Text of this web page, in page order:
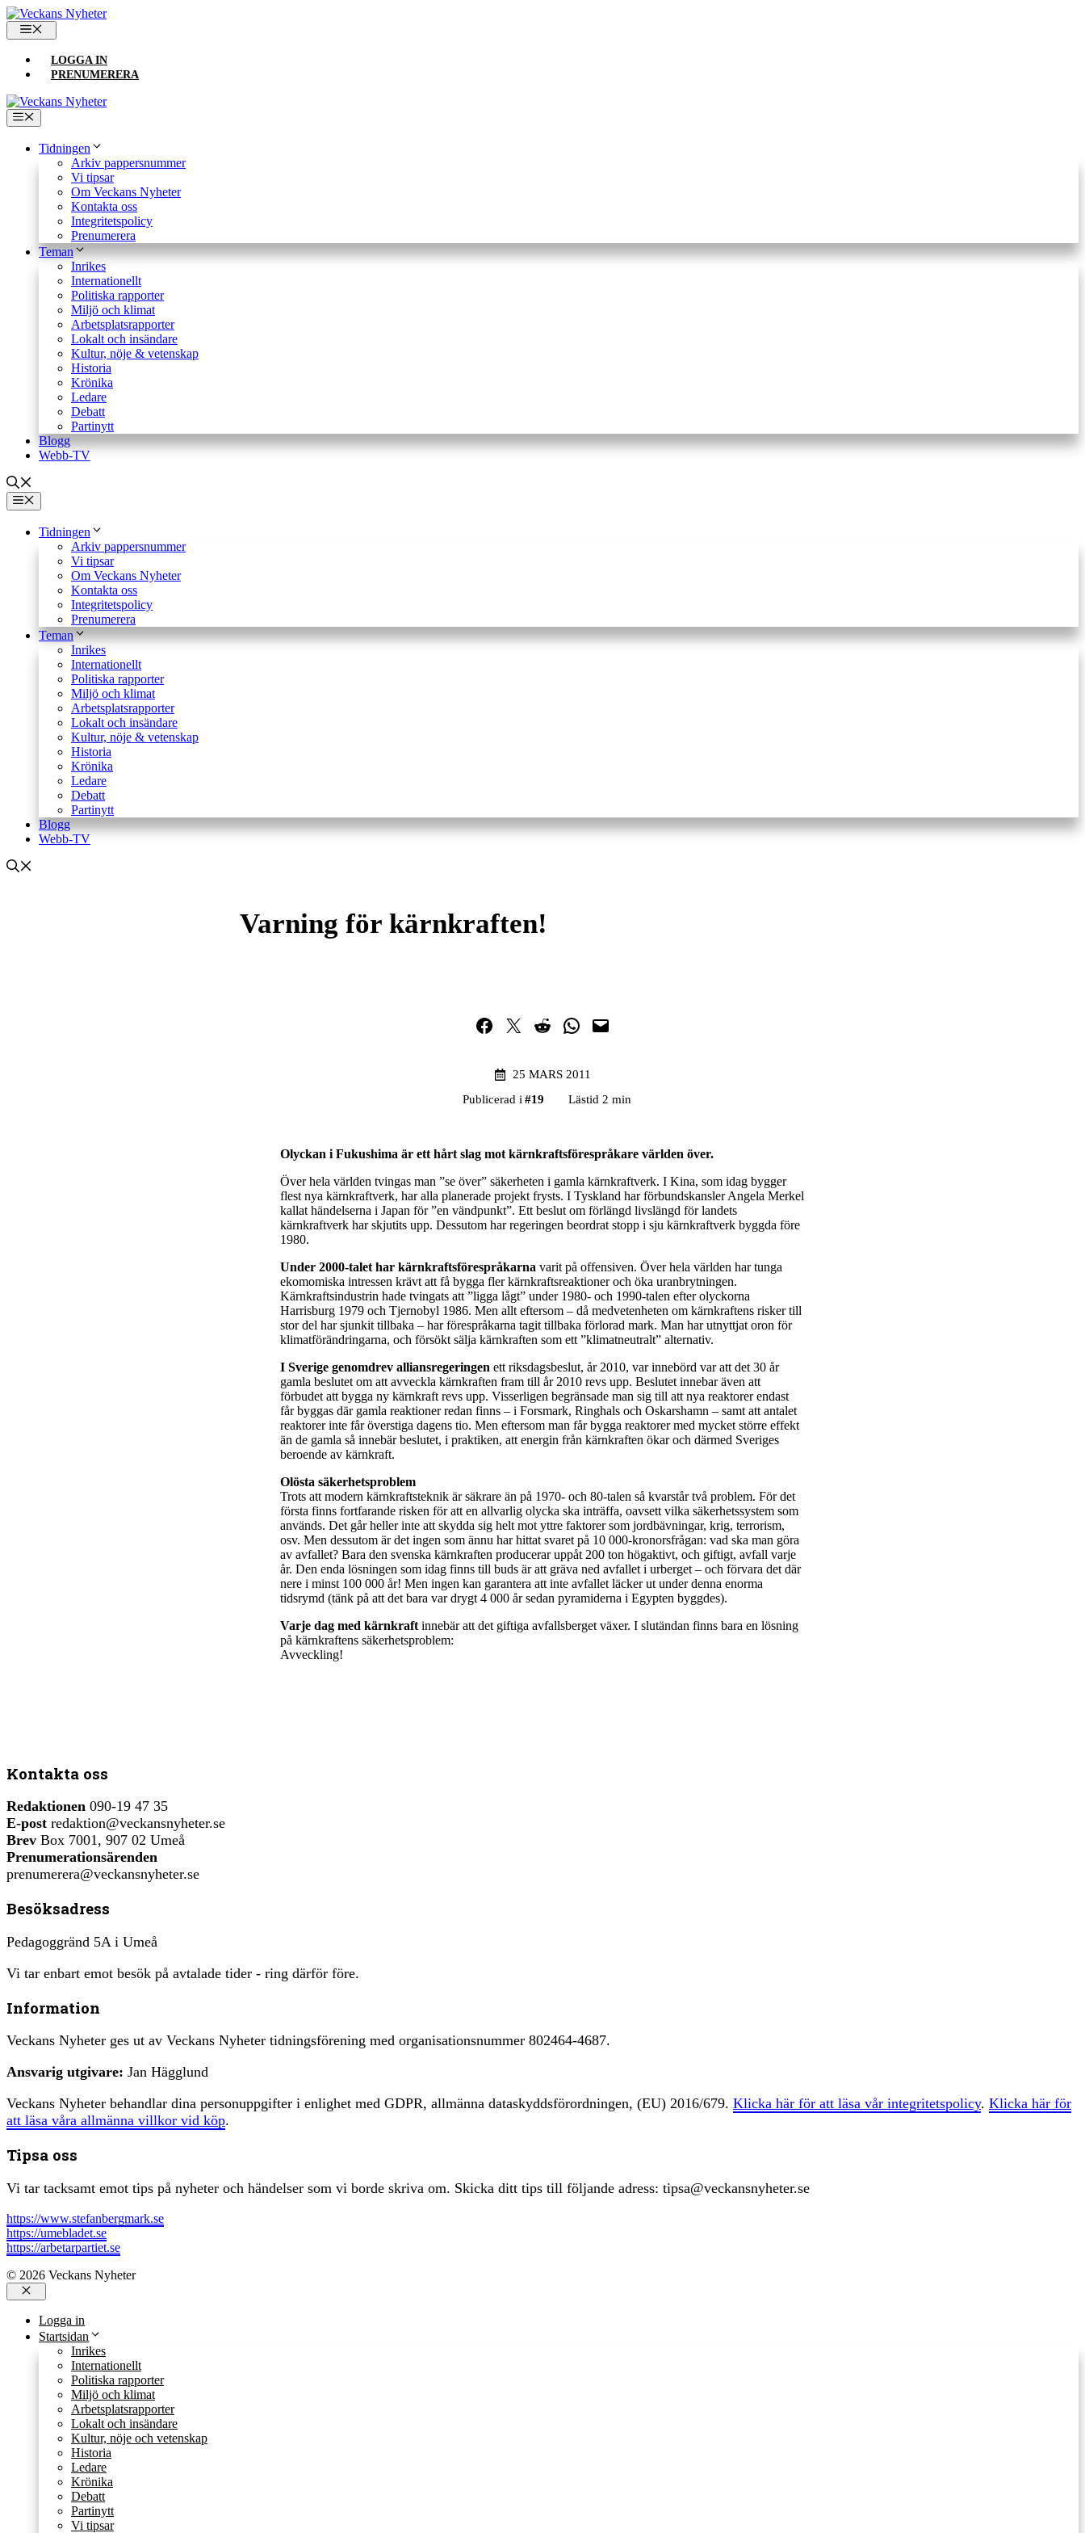
Hoppa
till
innehåll
LOGGA IN
PRENUMERERA
Meny
Tidningen
Arkiv pappersnummer
Vi tipsar
Om Veckans Nyheter
Kontakta oss
Integritetspolicy
Prenumerera
Teman
Inrikes
Internationellt
Politiska rapporter
Miljö och klimat
Arbetsplatsrapporter
Lokalt och insändare
Kultur, nöje & vetenskap
Historia
Krönika
Ledare
Debatt
Partinytt
Blogg
Webb-TV
Meny
Tidningen
Arkiv pappersnummer
Vi tipsar
Om Veckans Nyheter
Kontakta oss
Integritetspolicy
Prenumerera
Teman
Inrikes
Internationellt
Politiska rapporter
Miljö och klimat
Arbetsplatsrapporter
Lokalt och insändare
Kultur, nöje & vetenskap
Historia
Krönika
Ledare
Debatt
Partinytt
Blogg
Webb-TV
Varning för kärnkraften!
Dela på Facebook
Dela på TwitterDela på RedditDela i WhatsApp
Maila en länk
25 MARS 2011
Publicerad i #19 Lästid 2 min
Olyckan i Fukushima är ett hårt slag mot kärnkraftsförespråkare världen över.
Över hela världen tvingas man ”se över” säkerheten i gamla kärnkraftverk. I Kina, som idag bygger
flest nya kärnkraftverk, har alla planerade projekt frysts. I Tyskland har förbundskansler Angela Merkel
kallat händelserna i Japan för ”en vändpunkt”. Ett beslut om förlängd livslängd för landets
kärnkraftverk har skjutits upp. Dessutom har regeringen beordrat stopp i sju kärnkraftverk byggda före
1980.
Under 2000-talet har kärnkraftsförespråkarna varit på offensiven. Över hela världen har tunga
ekomomiska intressen krävt att få bygga fler kärnkraftsreaktioner och öka uranbrytningen.
Kärnkraftsindustrin hade tvingats att ”ligga lågt” under 1980- och 1990-talen efter olyckorna
Harrisburg 1979 och Tjernobyl 1986. Men allt eftersom – då medvetenheten om kärnkraftens risker till
stor del har sjunkit tillbaka – har förespråkarna tagit tillbaka förlorad mark. Man har utnyttjat oron för
klimatförändringarna, och försökt sälja kärnkraften som ett ”klimatneutralt” alternativ.
I Sverige genomdrev alliansregeringen ett riksdagsbeslut, år 2010, var innebörd var att det 30 år
gamla beslutet om att avveckla kärnkraften fram till år 2010 revs upp. Beslutet innebar även att
förbudet att bygga ny kärnkraft revs upp. Visserligen begränsade man sig till att nya reaktorer endast
får byggas där gamla reaktioner redan finns – i Forsmark, Ringhals och Oskarshamn – samt att antalet
reaktorer inte får överstiga dagens tio. Men eftersom man får bygga reaktorer med mycket större effekt
än de gamla så innebär beslutet, i praktiken, att energin från kärnkraften ökar och därmed Sveriges
beroende av kärnkraft.
Olösta säkerhetsproblem
Trots att modern kärnkraftsteknik är säkrare än på 1970- och 80-talen så kvarstår två problem. För det
första finns fortfarande risken för att en allvarlig olycka ska inträffa, oavsett vilka säkerhetssystem som
används. Det går heller inte att skydda sig helt mot yttre faktorer som jordbävningar, krig, terrorism,
osv. Men dessutom är det ingen som ännu har hittat svaret på 10 000-kronorsfrågan: vad ska man göra
av avfallet? Bara den svenska kärnkraften producerar uppåt 200 ton högaktivt, och giftigt, avfall varje
år. Den enda lösningen som idag finns till buds är att gräva ned avfallet i urberget – och förvara det där
nere i minst 100 000 år! Men ingen kan garantera att inte avfallet läcker ut under denna enorma
tidsrymd (tänk på att det bara var drygt 4 000 år sedan pyramiderna i Egypten byggdes).
Varje dag med kärnkraft innebär att det giftiga avfallsberget växer. I slutändan finns bara en lösning
på kärnkraftens säkerhetsproblem:
Avveckling!
Kontakta oss
Redaktionen 090-19 47 35
E-post redaktion@veckansnyheter.se
Brev Box 7001, 907 02 Umeå
Prenumerationsärenden
prenumerera@veckansnyheter.se
Besöksadress
Pedagoggränd 5A i Umeå
Vi tar enbart emot besök på avtalade tider - ring därför före.
Information
Veckans Nyheter ges ut av Veckans Nyheter tidningsförening med organisationsnummer 802464-4687.
Ansvarig utgivare: Jan Hägglund
Veckans Nyheter behandlar dina personuppgifter i enlighet med GDPR, allmänna dataskyddsförordningen, (EU) 2016/679. Klicka här för att läsa vår integritetspolicy. Klicka här för
att läsa våra allmänna villkor vid köp.
Tipsa oss
Vi tar tacksamt emot tips på nyheter och händelser som vi borde skriva om. Skicka ditt tips till följande adress: tipsa@veckansnyheter.se
https://www.stefanbergmark.se
https://umebladet.se
https://arbetarpartiet.se
© 2026 Veckans Nyheter
Stäng
Logga in
Startsidan
Inrikes
Internationellt
Politiska rapporter
Miljö och klimat
Arbetsplatsrapporter
Lokalt och insändare
Kultur, nöje och vetenskap
Historia
Ledare
Krönika
Debatt
Partinytt
Vi tipsar